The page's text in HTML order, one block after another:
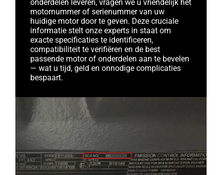
onderdelen leveren, vragen we u vriendelijk het
motornummer of serienummer van uw
huidige motor door te geven. Deze cruciale
informatie stelt onze experts in staat om
exacte specificaties te identificeren,
compatibiliteit te verifiëren en de best
passende motor of onderdelen aan te bevelen
— wat u tijd, geld en onnodige complicaties
bespaart.